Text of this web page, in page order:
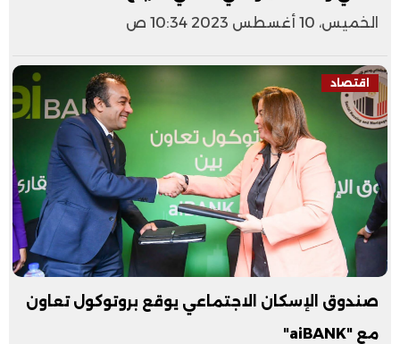
الخميس، 10 أغسطس 2023 10:34 ص
اقتصاد
صندوق الإسكان الاجتماعي يوقع بروتوكول تعاون
مع "aiBANK"